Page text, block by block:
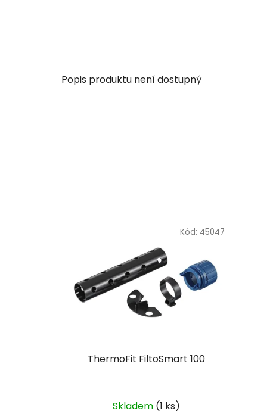
Popis produktu není dostupný
ThermoFit FiltoSmart 100
Skladem (1 ks)
Kód: 45047